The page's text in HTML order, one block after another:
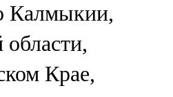
Калмыкии,
области,
Крае,